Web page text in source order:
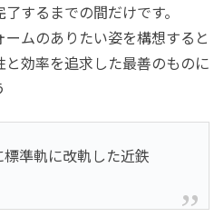
するまでの間だけです。
ムのありたい姿を構想すると
効率を追求した最善のものに
準軌に改軌した近鉄